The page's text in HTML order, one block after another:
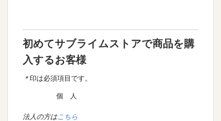
初めてサブライムストアで商品を購
入するお客様
＊印は必須項目です。
個 人
法人の方はこちら